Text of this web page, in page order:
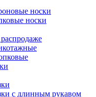
носки
носки
с длинным рукавом